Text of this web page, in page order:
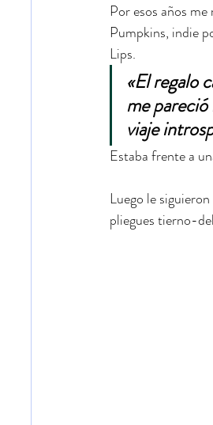
Por esos años
Pumpkins, indie
Lips.
«El regalo
me
viaje
Estaba frente a
Luego le siguieron
pliegues tierno-